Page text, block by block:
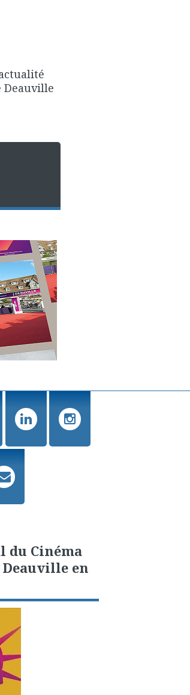
Deauville
du Cinéma
en